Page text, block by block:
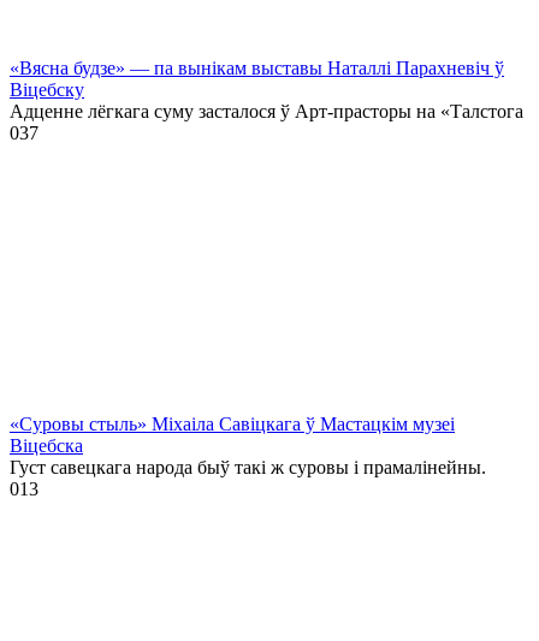
«Вясна будзе» — па вынікам выставы Наталлі Парахневіч ў
Віцебску
Адценне лёгкага суму засталося ў Арт-прасторы на «Талстога
037
«Суровы стыль» Міхаіла Савіцкага ў Мастацкім музеі
Віцебска
Густ савецкага народа быў такі ж суровы і прамалінейны.
013